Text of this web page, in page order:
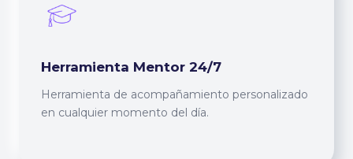
Herramienta Mentor 24/7
Herramienta de acompañamiento personalizado
en cualquier momento del día.